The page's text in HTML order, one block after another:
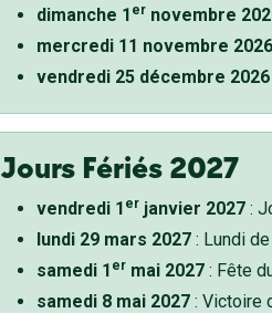
dimanche 1 ernovembre
mercredi 11 novembre 2026
vendredi 25 décembre 2026
Jours Fériés 2027
vendredi 1 erjanvier 2027:
lundi 29 mars 2027: Lundi
samedi 1 ermai 2027: Fête
samedi 8 mai 2027: Victoire